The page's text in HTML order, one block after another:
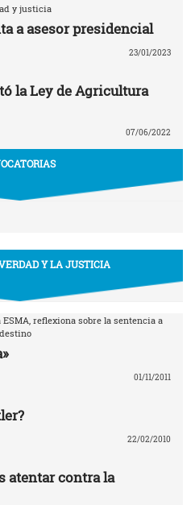
y justicia
a asesor presidencial
23/01/2023
la Ley de Agricultura
07/06/2022
Y LA JUSTICIA
reflexiona sobre la sentencia a
01/11/2011
22/02/2010
atentar contra la